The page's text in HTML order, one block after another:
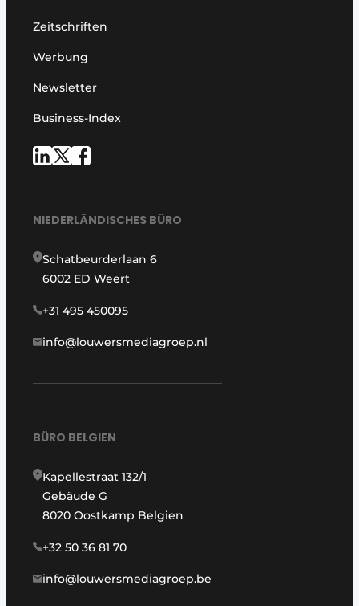
Zeitschriften
Werbung
Newsletter
Business-Index
NIEDERLÄNDISCHES BÜRO
Schatbeurderlaan 6
6002 ED Weert
+31 495 450095
info@louwersmediagroep.nl
BÜRO BELGIEN
Kapellestraat 132/1
Gebäude G
8020 Oostkamp Belgien
+32 50 36 81 70
info@louwersmediagroep.be